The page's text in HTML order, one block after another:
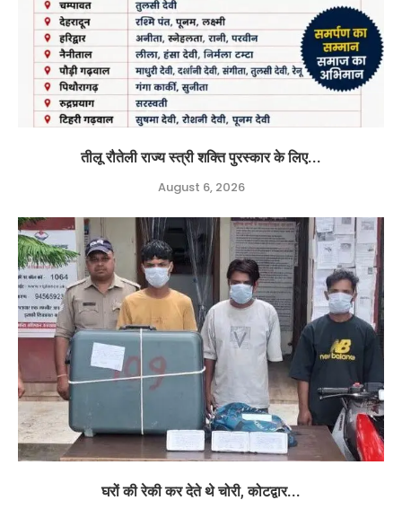
तीलू रौतेली राज्य स्त्री शक्ति पुरस्कार के लिए...
August 6, 2026
घरों की रेकी कर देते थे चोरी, कोटद्वार...